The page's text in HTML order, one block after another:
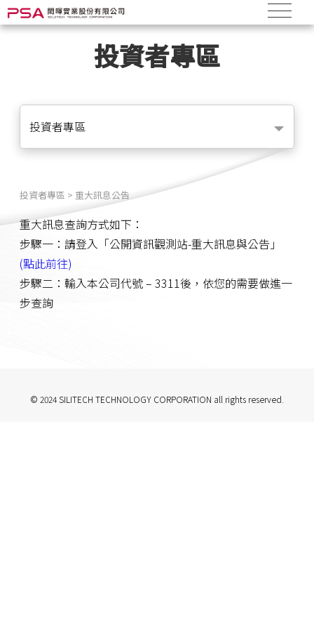
投資者專區
投資者專區
投資者專區 > 重大訊息公告
重大訊息查詢方式如下：
步驟一：請登入「公開資訊觀測站-重大訊息與公告」
(點此前往)
步驟二：輸入本公司代號 – 3311後，依您的需要做進一
步查詢
© 2024 SILITECH TECHNOLOGY CORPORATION all rights reserved.